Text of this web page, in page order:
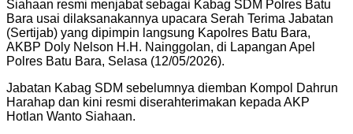
Siahaan resmi menjabat sebagai Kabag SDM Polres Batu
Bara usai dilaksanakannya upacara Serah Terima Jabatan
(Sertijab) yang dipimpin langsung Kapolres Batu Bara,
AKBP Doly Nelson H.H. Nainggolan, di Lapangan Apel
Polres Batu Bara, Selasa (12/05/2026).
Jabatan Kabag SDM sebelumnya diemban Kompol Dahrun
Harahap dan kini resmi diserahterimakan kepada AKP
Hotlan Wanto Siahaan.